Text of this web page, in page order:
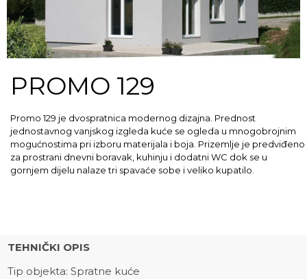
PROMO 129
Promo 129 je dvospratnica modernog dizajna. Prednost
jednostavnog vanjskog izgleda kuće se ogleda u mnogobrojnim
mogućnostima pri izboru materijala i boja. Prizemlje je predviđeno
za prostrani dnevni boravak, kuhinju i dodatni WC dok se u
gornjem dijelu nalaze tri spavaće sobe i veliko kupatilo.
TEHNIČKI OPIS
Tip objekta: Spratne kuće